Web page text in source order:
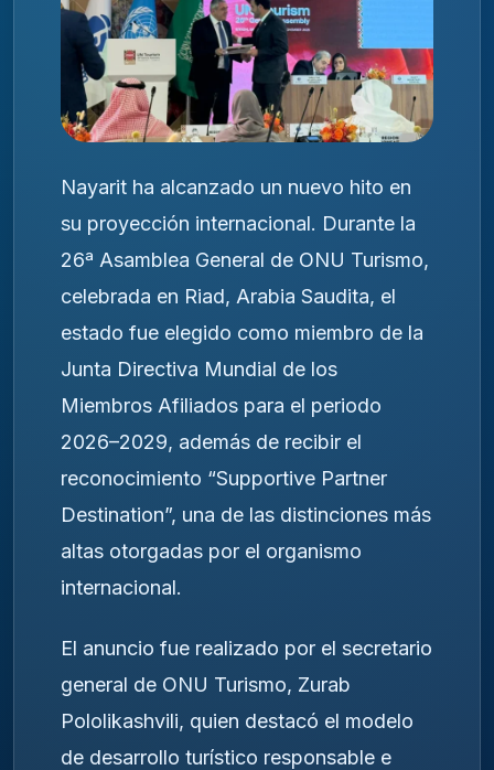
Nayarit ha alcanzado un nuevo hito en
su proyección internacional. Durante la
26ª Asamblea General de ONU Turismo,
celebrada en Riad, Arabia Saudita, el
estado fue elegido como miembro de la
Junta Directiva Mundial de los
Miembros Afiliados para el periodo
2026–2029, además de recibir el
reconocimiento “Supportive Partner
Destination”, una de las distinciones más
altas otorgadas por el organismo
internacional.
El anuncio fue realizado por el secretario
general de ONU Turismo, Zurab
Pololikashvili, quien destacó el modelo
de desarrollo turístico responsable e